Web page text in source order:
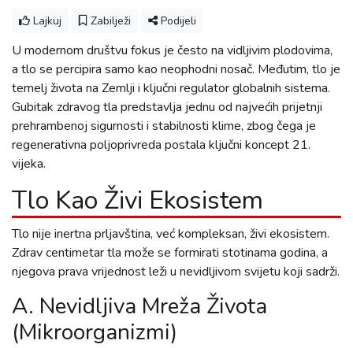
Lajkuj Zabilježi Podijeli
U modernom društvu fokus je često na vidljivim plodovima,
a tlo se percipira samo kao neophodni nosač. Međutim, tlo je
temelj života na Zemlji i ključni regulator globalnih sistema.
Gubitak zdravog tla predstavlja jednu od najvećih prijetnji
prehrambenoj sigurnosti i stabilnosti klime, zbog čega je
regenerativna poljoprivreda postala ključni koncept 21.
vijeka.
Tlo Kao Živi Ekosistem
Tlo nije inertna prljavština, već kompleksan, živi ekosistem.
Zdrav centimetar tla može se formirati stotinama godina, a
njegova prava vrijednost leži u nevidljivom svijetu koji sadrži.
A. Nevidljiva Mreža Života
(Mikroorganizmi)